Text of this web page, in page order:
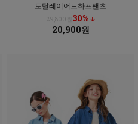
토탈레이어드하프팬츠
29,800원30% ↓
20,900원